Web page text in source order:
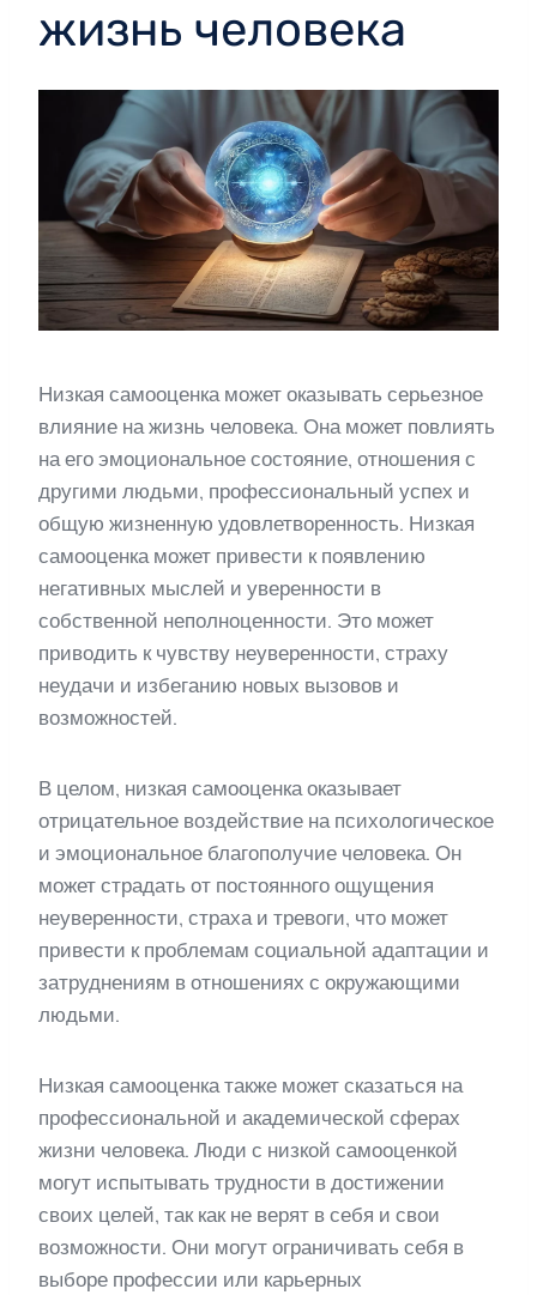
жизнь человека
Низкая самооценка может оказывать серьезное
влияние на жизнь человека. Она может повлиять
на его эмоциональное состояние, отношения с
другими людьми, профессиональный успех и
общую жизненную удовлетворенность. Низкая
самооценка может привести к появлению
негативных мыслей и уверенности в
собственной неполноценности. Это может
приводить к чувству неуверенности, страху
неудачи и избеганию новых вызовов и
возможностей.
В целом, низкая самооценка оказывает
отрицательное воздействие на психологическое
и эмоциональное благополучие человека. Он
может страдать от постоянного ощущения
неуверенности, страха и тревоги, что может
привести к проблемам социальной адаптации и
затруднениям в отношениях с окружающими
людьми.
Низкая самооценка также может сказаться на
профессиональной и академической сферах
жизни человека. Люди с низкой самооценкой
могут испытывать трудности в достижении
своих целей, так как не верят в себя и свои
возможности. Они могут ограничивать себя в
выборе профессии или карьерных